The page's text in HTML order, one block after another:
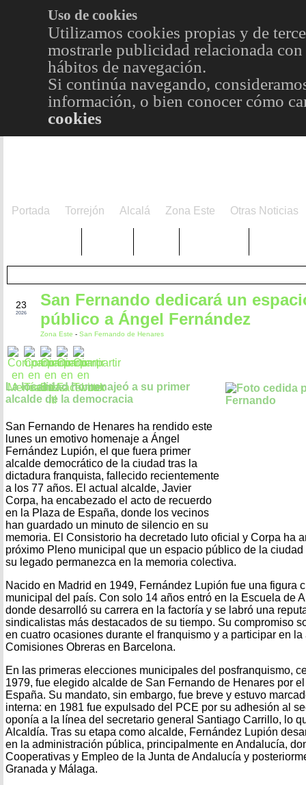
Uso de cookies
Utilizamos cookies propias y de
mostrarle publicidad relacionada
hábitos de navegación.
Si continúa navegando,
información, o bien conocer cómo
cookies
Portada Torrejón Alcalá Zona Este Otras Noticias
23
2026
San Fernando dedicará un
público a Ángel Fernández
Zona Este - San Fernando de Henares
La localidad homenajeó a su primer
alcalde de la democracia
San Fernando de Henares ha rendido este
lunes un emotivo homenaje a Ángel
Fernández Lupión, el que fuera primer
alcalde democrático de la ciudad tras la
dictadura franquista, fallecido recientemente
a los 77 años. El actual alcalde, Javier
Corpa, ha encabezado el acto de recuerdo
en la Plaza de España, donde los vecinos
han guardado un minuto de silencio en su
memoria. El Consistorio ha decretado luto oficial y Corpa ha
próximo Pleno municipal que un espacio público de la
su legado permanezca en la memoria colectiva.
Nacido en Madrid en 1949, Fernández Lupión fue una figura
municipal del país. Con solo 14 años entró en la Escuela de
donde desarrolló su carrera en la factoría y se labró una
sindicalistas más destacados de su tiempo. Su compromiso
en cuatro ocasiones durante el franquismo y a participar en
Comisiones Obreras en Barcelona.
En las primeras elecciones municipales del posfranquismo,
1979, fue elegido alcalde de San Fernando de Henares por
España. Su mandato, sin embargo, fue breve y estuvo
interna: en 1981 fue expulsado del PCE por su adhesión al
oponía a la línea del secretario general Santiago Carrillo, lo
Alcaldía. Tras su etapa como alcalde, Fernández Lupión
en la administración pública, principalmente en Andalucía,
Cooperativas y Empleo de la Junta de Andalucía y
Granada y Málaga.